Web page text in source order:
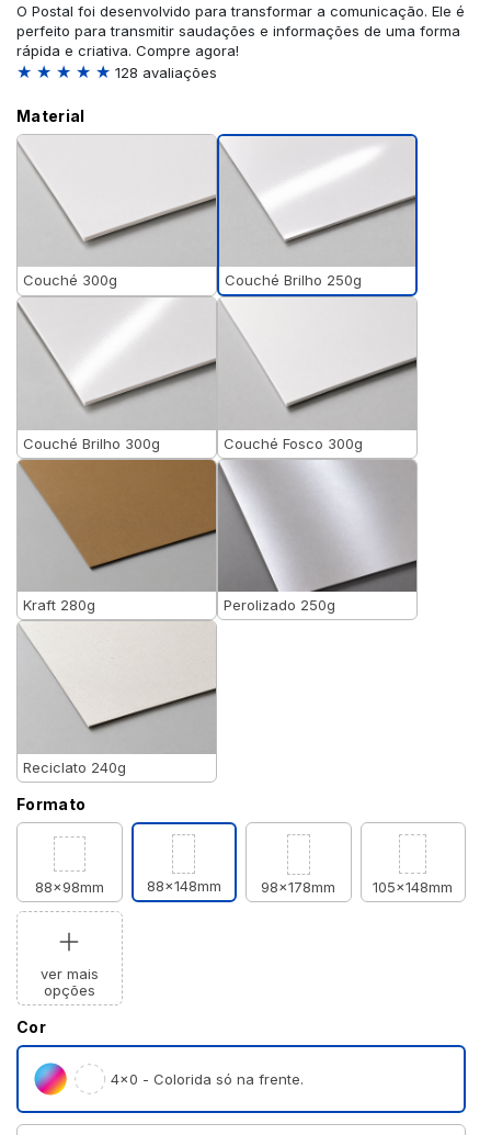
O Postal foi desenvolvido para transformar a comunicação. Ele é
perfeito para transmitir saudações e informações de uma forma
rápida e criativa. Compre agora!
★ ★ ★ ★ ★ 128 avaliações
Material
Couché 300g Couché Brilho 250g
Couché Brilho 300g Couché Fosco 300g
Kraft 280g Perolizado 250g
Reciclato 240g
Formato
88x98mm 88x148mm 98x178mm 105x148mm
ver mais
opções
Cor
4×0 - Colorida só na frente.